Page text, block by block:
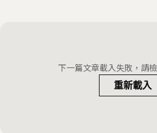
System
Author of
Called Attention
下一篇文章載入失敗，請
重新載入